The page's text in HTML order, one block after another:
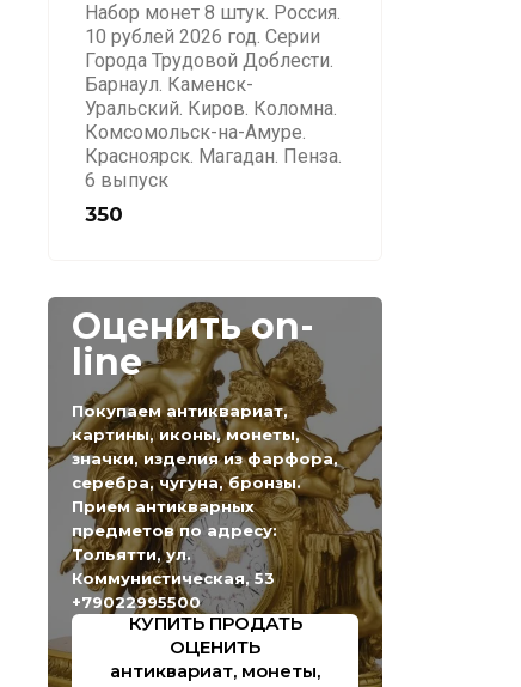
Набор монет 8 штук. Россия.
10 рублей 2026 год. Серии
Города Трудовой Доблести.
Барнаул. Каменск-
Уральский. Киров. Коломна.
Комсомольск-на-Амуре.
Красноярск. Магадан. Пенза.
6 выпуск
350
Оценить on-
line
Покупаем антиквариат,
картины, иконы, монеты,
значки, изделия из фарфора,
серебра, чугуна, бронзы.
Прием антикварных
предметов по адресу:
Тольятти, ул.
Коммунистическая, 53
+79022995500
КУПИТЬ ПРОДАТЬ
ОЦЕНИТЬ
антиквариат, монеты,